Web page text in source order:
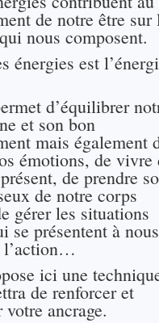
de notre être sur
nous composent.
énergies est
d’équilibrer
et son bon
mais également
émotions, de vivre
de prendre
de notre corps
gérer les situations
se présentent à
l’action…
ici une
de renforcer et
votre ancrage.